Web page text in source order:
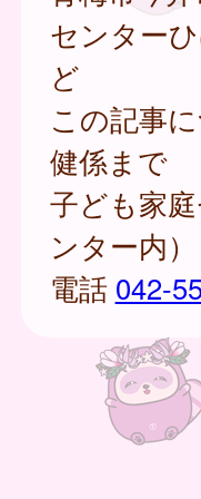
センター
ど
この記事
健係まで
子ども家
ンター内）
電話 042-